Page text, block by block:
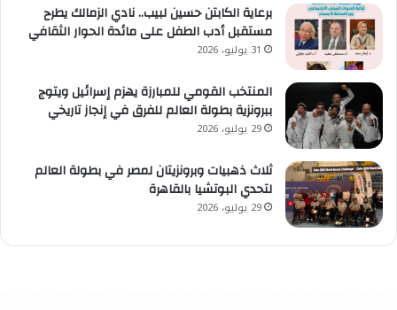
برعاية الكابتن حسين لبيب.. نادي الزمالك يطرح
مستقبل أدب الطفل على مائدة الحوار الثقافي
31 يوليو، 2026
المنتخب القومي للمبارزة يهزم إسرائيل ويتوج
ببرونزية بطولة العالم للفرق في إنجاز تاريخي
29 يوليو، 2026
ثلاث ذهبيات وبرونزيتان لمصر في بطولة العالم
لتحدي البوتشيا بالقاهرة
29 يوليو، 2026